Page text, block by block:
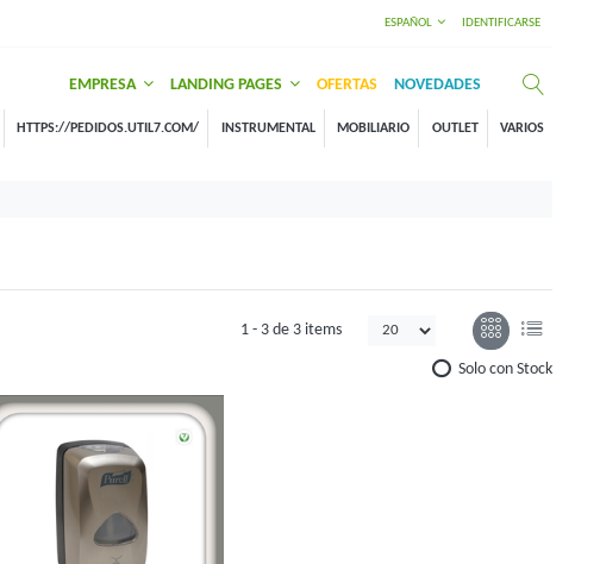
ESPAÑOL IDENTIFICARSE
EMPRESA LANDING PAGES OFERTAS NOVEDADES
HTTPS://PEDIDOS.UTIL7.COM/ INSTRUMENTAL MOBILIARIO OUTLET VARIOS
1 - 3 de 3 items
Solo con Stock